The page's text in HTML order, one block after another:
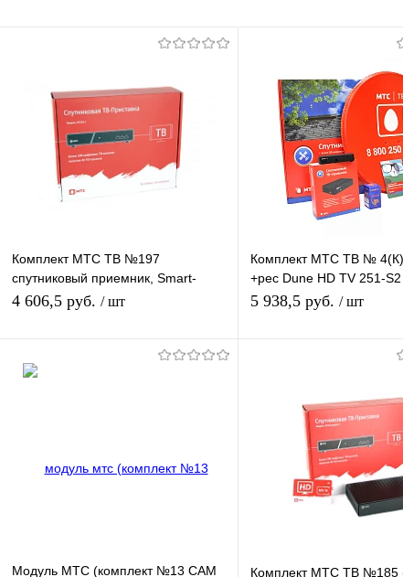
Комплект МТС ТВ №197
спутниковый приемник, Smart-
карта
4 606,5 руб. / шт
Комплект МТС ТВ № 4(К)
+рес Dune HD TV 251-
Plus+Ант 0,6м красная +Ку
5 938,5 руб. / шт
Купить в 1 клик
В избранное
Модуль МТС (комплект №13 CAM
Комплект МТС ТВ №185